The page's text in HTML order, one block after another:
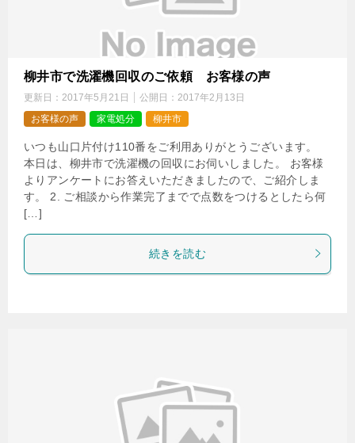
柳井市で洗濯機回収のご依頼 お客様の声
更新日： 2017年5月21日 公開日： 2017年2月13日
お客様の声
家電処分 柳井市
いつも山口片付け110番をご利用ありがとうございます。
本日は、柳井市で洗濯機の回収にお伺いしました。 お客様
よりアンケートにお答えいただきましたので、ご紹介しま
す。 2. ご相談から作業完了までで点数をつけるとしたら何
[…]
続きを読む